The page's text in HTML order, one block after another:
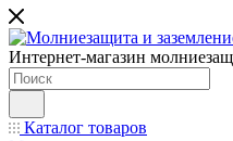
Интернет-магазин
Каталог товаров